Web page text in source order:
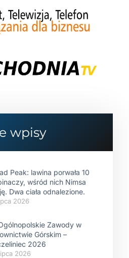
wpisy
Peak: lawina porwała 10
wśród nich Nimsa
Dwa ciała odnalezione.
2026
Zawody w
Górskim –
2026
2026